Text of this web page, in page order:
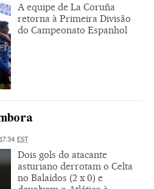
A equipe de La Coruña
retorna à Primeira Divisão
do Campeonato Espanhol
EST
Dois gols do atacante
asturiano derrotam o Celta
no Balaídos (2 x 0) e